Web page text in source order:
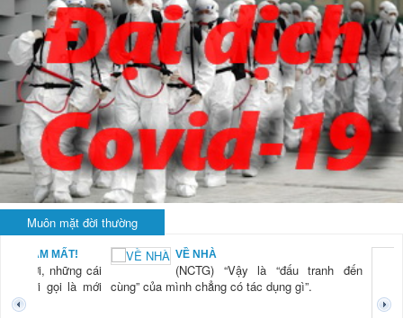
Muôn mặt đời thường
NAM MẤT!
“Xời, những cái
mới gọi là mới
VỀ NHÀ
(NCTG) “Vậy là “đấu tranh đến
cùng” của mình chẳng có tác dụng gì”.